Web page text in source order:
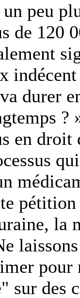
peu
de 120
indécent
durer
?
en droit
la
sur des